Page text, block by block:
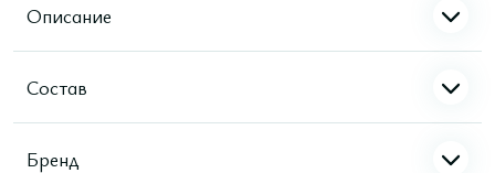
Описание
Состав
Бренд